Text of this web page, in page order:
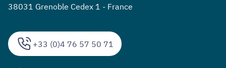
+33 (0)4 76 57 50 71
38031 Grenoble Cedex 1 - France